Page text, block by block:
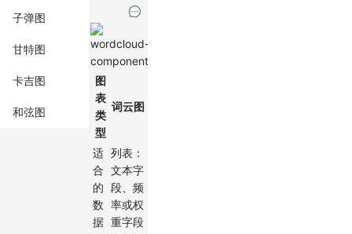
子弹图
甘特图
卡吉图
和弦图
图
表
类
型
词云图
适
合
的
数
据
列表：
文本字
段、频
率或权
重字段